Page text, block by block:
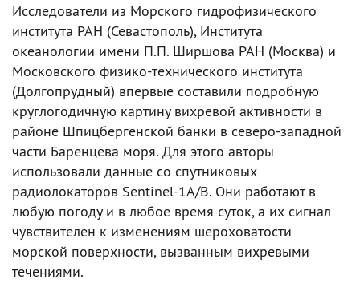
Исследователи из Морского гидрофизического
института РАН (Севастополь), Института
океанологии имени П.П. Ширшова РАН (Москва) и
Московского физико-технического института
(Долгопрудный) впервые составили подробную
круглогодичную картину вихревой активности в
районе Шпицбергенской банки в северо-западной
части Баренцева моря. Для этого авторы
использовали данные со спутниковых
радиолокаторов Sentinel-1A/B. Они работают в
любую погоду и в любое время суток, а их сигнал
чувствителен к изменениям шероховатости
морской поверхности, вызванным вихревыми
течениями.